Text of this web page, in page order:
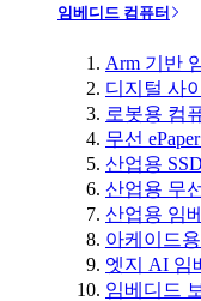
임베디드 컴퓨터
Arm 기반
디지털 사
로봇용 컴
무선
산업용
산업용 무
산업용 임
아케이드
엣지 AI 임
임베디드